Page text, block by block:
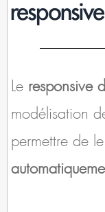
Le responsive
modélisation
permettre de le